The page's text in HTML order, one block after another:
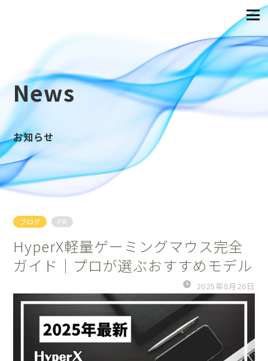
News
お知らせ
ブログ PR
HyperX軽量ゲーミングマウス完全
ガイド｜プロが選ぶおすすめモデル
2025年8月26日